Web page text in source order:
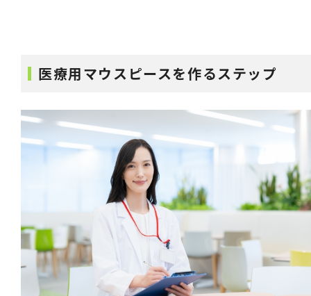
医療用マウスピースを作るステップ